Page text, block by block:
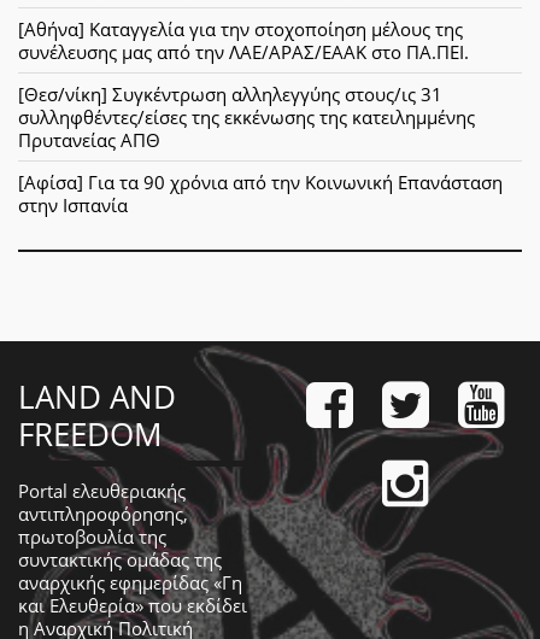
[Αθήνα] Καταγγελία για την στοχοποίηση μέλους της
συνέλευσης μας από την ΛΑΕ/ΑΡΑΣ/ΕΑΑΚ στο ΠΑ.ΠΕΙ.
[Θεσ/νίκη] Συγκέντρωση αλληλεγγύης στους/ις 31
συλληφθέντες/είσες της εκκένωσης της κατειλημμένης
Πρυτανείας ΑΠΘ
[Αφίσα] Για τα 90 χρόνια από την Κοινωνική Επανάσταση
στην Ισπανία
LAND AND
FREEDOM
Portal ελευθεριακής
αντιπληροφόρησης,
πρωτοβουλία της
συντακτικής ομάδας της
αναρχικής εφημερίδας «Γη
και Ελευθερία» που εκδίδει
ηΑναρχική Πολιτική